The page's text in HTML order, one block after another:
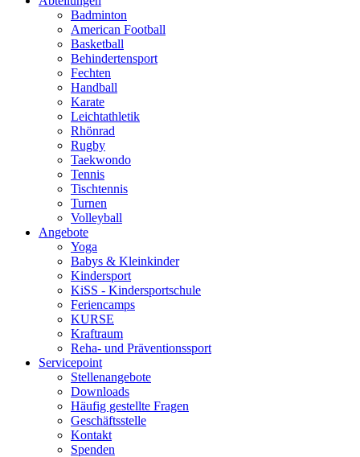
Badminton
American Football
Basketball
Behindertensport
Fechten
Handball
Karate
Leichtathletik
Rhönrad
Rugby
Taekwondo
Tennis
Tischtennis
Turnen
Volleyball
Angebote
Yoga
Babys & Kleinkinder
Kindersport
KiSS - Kindersportschule
Feriencamps
KURSE
Kraftraum
Reha- und Präventionssport
Servicepoint
Stellenangebote
Downloads
Häufig gestellte Fragen
Geschäftsstelle
Kontakt
Spenden